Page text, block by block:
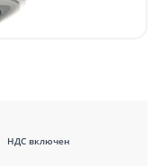
НДС включен